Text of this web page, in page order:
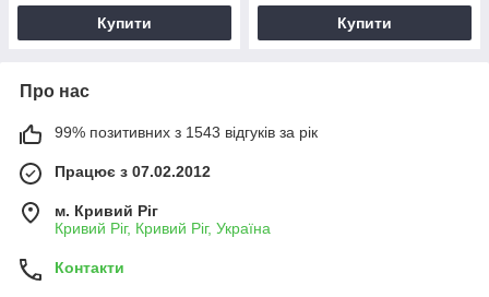
Купити Купити
Про нас
99% позитивних з 1543 відгуків за рік
Працює з 07.02.2012
м. Кривий Ріг
Кривий Ріг, Кривий Ріг, Україна
Контакти